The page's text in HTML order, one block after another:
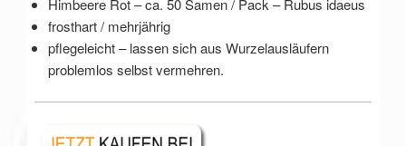
Himbeere Rot – ca. 50 Samen / Pack – Rubus idaeus
frosthart / mehrjährig
pflegeleicht – lassen sich aus Wurzelausläufern
problemlos selbst vermehren.